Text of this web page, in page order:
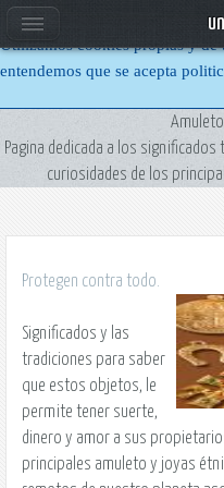
Uso de cookies
Utilizamos cookies propias y de
entendemos que se acepta
Pagina dedicada a los
curiosidades de los
Protegen contra todo.
Significados y las
tradiciones para saber
que estos objetos, le
permite tener suerte,
dinero y amor a sus
principales amuleto y joyas